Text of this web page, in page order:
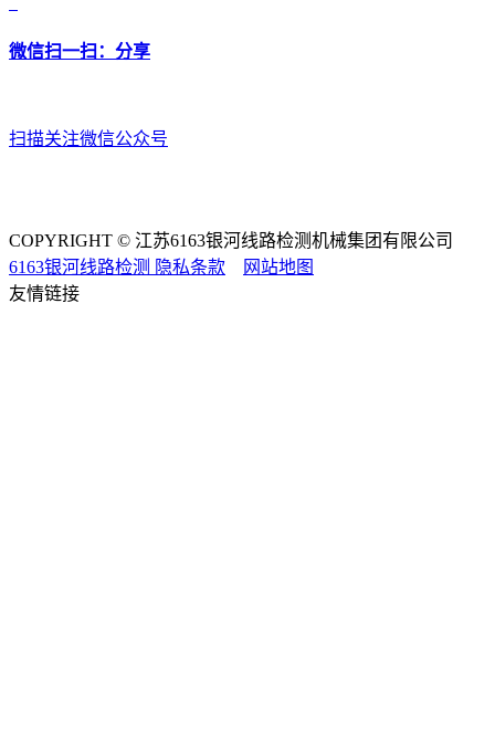
微信扫一扫：分享
扫描关注微信公众号
COPYRIGHT © 江苏6163银河线路检测机械集团有限公司
6163银河线路检测 隐私条款
网站地图
友情链接